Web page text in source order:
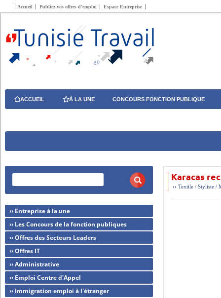
Accueil Publiez vos offres d’emploi Espace Entreprise
ACCUEIL À LA UNE CONCOURS FONCTION PUBLIQUE
Karacas
››Textile / Styliste /
›› Entreprise à la une
›› Les Concours de la fonction publiques
›› Offres des Secteurs Leaders
›› Offres IT
›› Administrative
›› Emploi Centre d'Appel
›› Immigration emploi à l'étranger